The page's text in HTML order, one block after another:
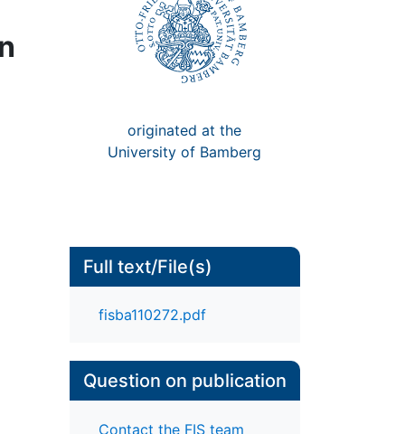
originated at the
University of Bamberg
Full text/File(s)
fisba110272.pdf
Question on publication
Contact the FIS team